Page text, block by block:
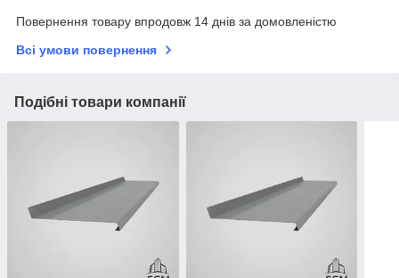
Повернення товару впродовж 14 днів за домовленістю
Всі умови повернення
Подібні товари компанії